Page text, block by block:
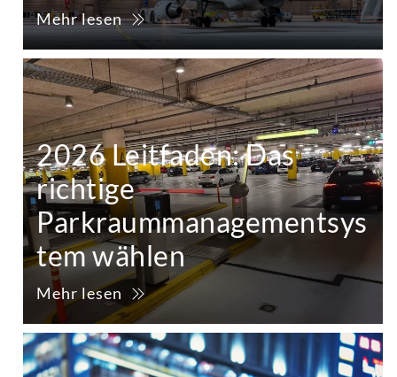
Mehr lesen
2026 Leitfaden: Das
richtige
Parkraummanagementsys
tem wählen
Mehr lesen